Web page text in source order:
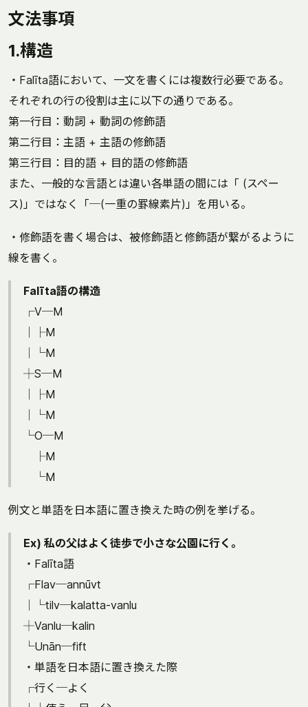
文法事項
1.構造
・Falīta語において、一文を書くには複数行必要である。
それぞれの行の役割は主に以下の通りである。
第一行目：動詞 + 動詞の修飾語
第二行目：主語 + 主語の修飾語
第三行目：目的語 + 目的語の修飾語
また、一般的な言語とは違い各単語の間には「 (スペー
ス)」ではなく「─(一重の罫線素片)」を用いる。
・修飾語を書く場合は、被修飾語と修飾語が繋がるように
線を書く。
Falīta語の構造
┌V─M
│├M
│└M
┼S─M
│├M
│└M
└O─M
├M
└M
例文と単語を日本語に置き換えた時の例を挙げる。
Ex) 私の父はよく徒歩で小さな公園に行く。
・Falīta語
┌Flav─annūvt
│└tilv─kalatta-vanlu
┼Vanlu─kalin
└Unān─fift
・単語を日本語に置き換えた際
┌行く─よく